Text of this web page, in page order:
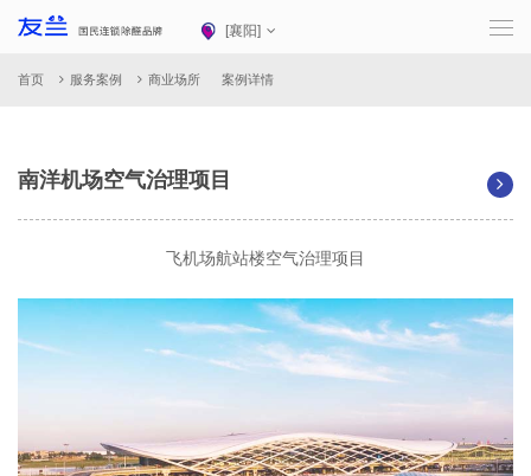
[襄阳]
首页 服务案例 商业场所 案例详情
南洋机场空气治理项目
飞机场航站楼空气治理项目